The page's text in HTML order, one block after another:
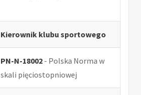
Kierownik klubu sportowego
PN-N-18002 - Polska Norma w
skali pięciostopniowej